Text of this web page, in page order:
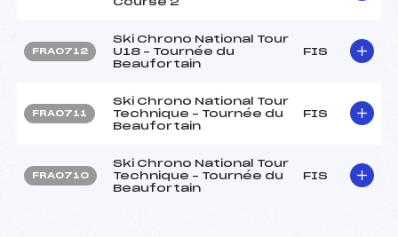
FRA0712
Ski Chrono National Tour
U18 – Tournée du
Beaufortain
FIS
FRA0711
Ski Chrono National Tour
Technique – Tournée du
Beaufortain
FIS
FRA0710
Ski Chrono National Tour
Technique – Tournée du
Beaufortain
FIS